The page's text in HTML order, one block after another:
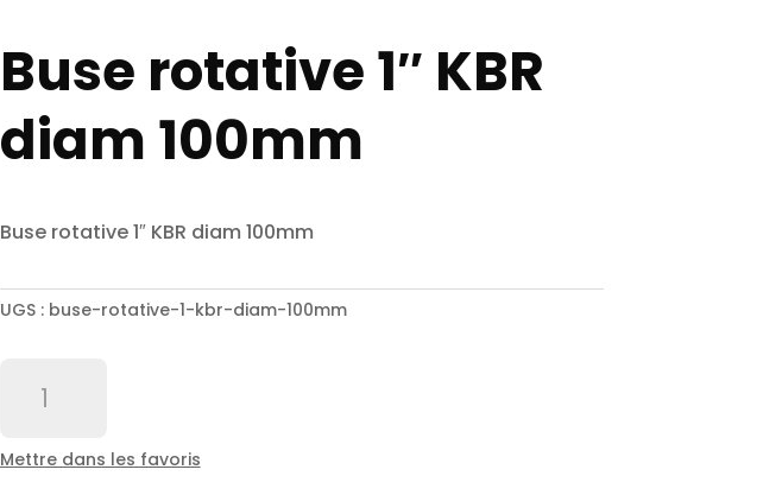
Buse rotative 1″ KBR
diam 100mm
Buse rotative 1″ KBR diam 100mm
UGS : buse-rotative-1-kbr-diam-100mm
rotative
Mettre dans les favoris